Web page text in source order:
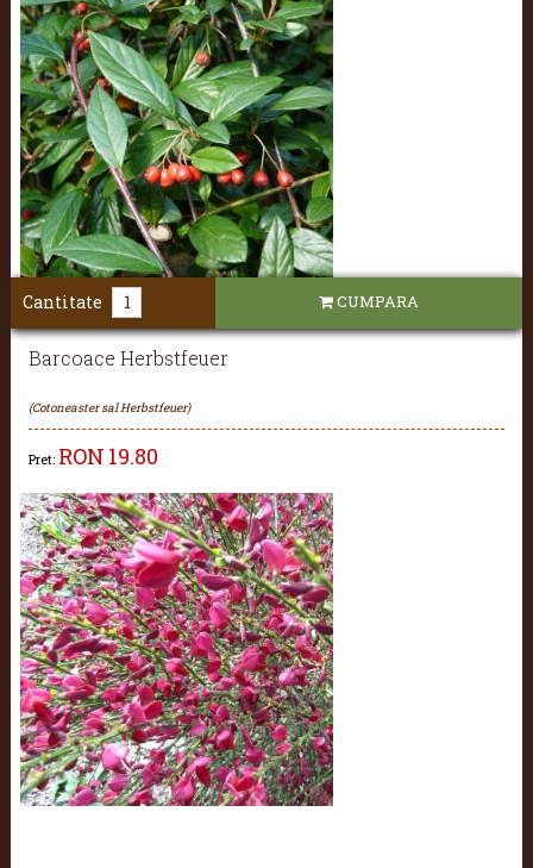
Barcoace Herbstfeuer
(Cotoneaster sal Herbstfeuer)
Pret: RON 19.80
Cantitate CUMPARA